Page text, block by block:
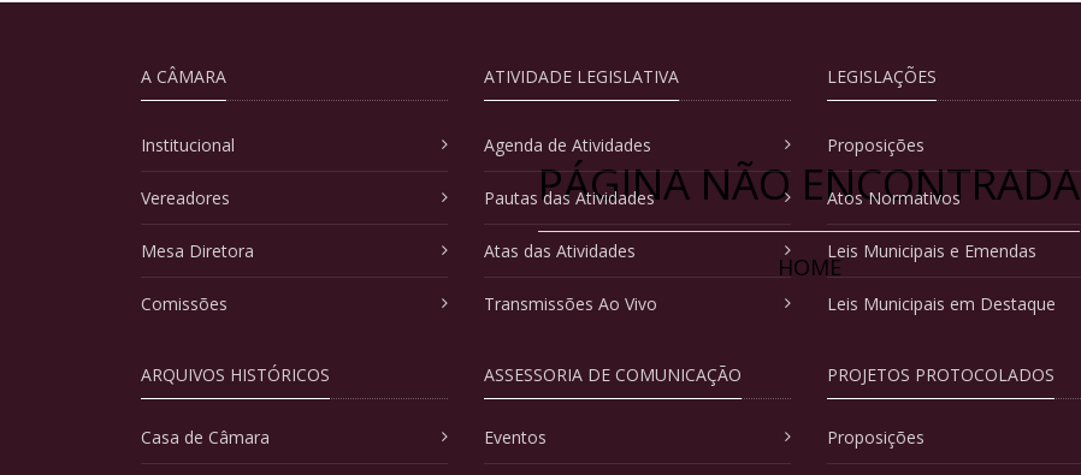
PÁGINA NÃO ENCONTRADA
HOME
A CÂMARA
Institucional
Vereadores
Mesa Diretora
Comissões
ARQUIVOS HISTÓRICOS
Casa de Câmara
ATIVIDADE LEGISLATIVA
Agenda de Atividades
Pautas das Atividades
Atas das Atividades
Transmissões Ao Vivo
ASSESSORIA DE COMUNICAÇÃO
Eventos
LEGISLAÇÕES
Proposições
Atos Normativos
Leis Municipais e Emendas
Leis Municipais em Destaque
PROJETOS PROTOCOLADOS
Proposições